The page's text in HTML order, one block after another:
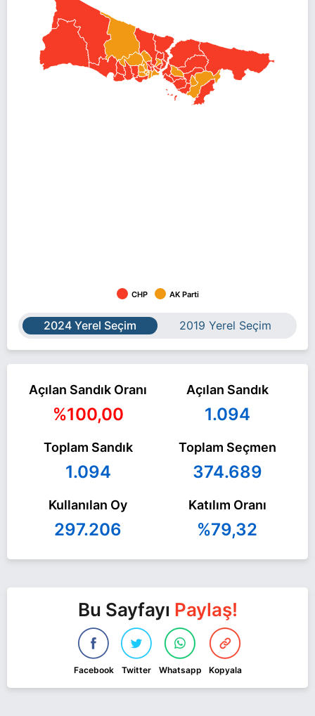
CHP AK Parti
2024 Yerel Seçim 2019 Yerel Seçim
Açılan Sandık Oranı
%100,00
Açılan Sandık
1.094
Toplam Sandık
1.094
Toplam Seçmen
374.689
Kullanılan Oy
297.206
Katılım Oranı
%79,32
Bu Sayfayı Paylaş!
Facebook Twitter Whatsapp Kopyala